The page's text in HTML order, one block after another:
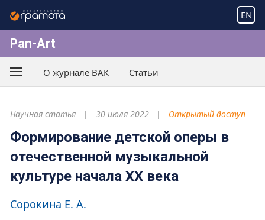
EN
Pan-Art
О журнале ВАК Статьи
Научная статья 30 июля 2022 Открытый доступ
Формирование детской оперы в
отечественной музыкальной
культуре начала XX века
Сорокина Е. А.